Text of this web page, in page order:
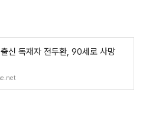
신 독재자 전두환, 90세로 사망